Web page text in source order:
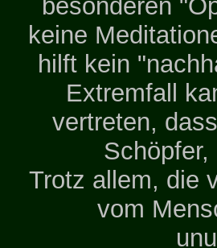
besonderen
keine
hilft kein
Extremfall
vertreten,
Trotz allem, die
vom